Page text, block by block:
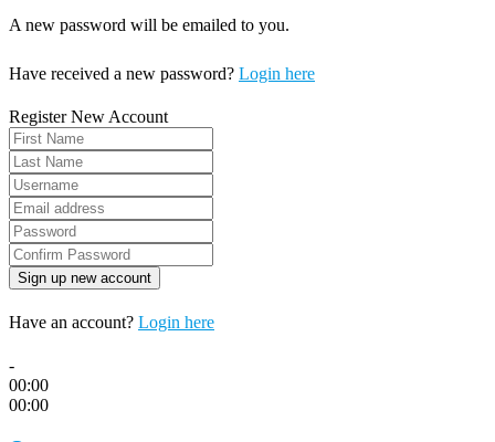
A new password will be emailed to you.
Have received a new password? Login here
Register New Account
Have an account? Login here
-
00:00
00:00